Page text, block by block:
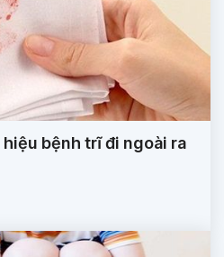
bệnh trĩ đi ngoài ra